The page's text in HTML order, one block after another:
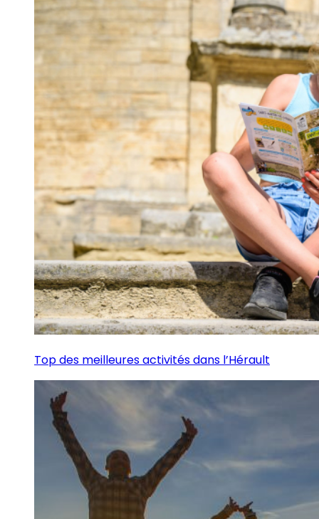
Top des meilleures activités dans l’Hérault